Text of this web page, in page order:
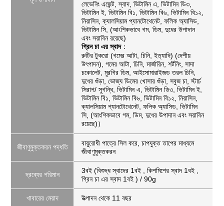
লেভেনিং এজেন্ট, স্বাদ, ভিটামিন এ, ভিটামিন ডি৩,
ভিটামিন ই, ভিটামিন বি১, ভিটামিন বি৬, ভিটামিন বি১২,
নিয়াসিন, ক্যালসিয়াম প্যানটোথেনেট, ফলিক অ্যাসিড,
ভিটামিন সি, (আংশিকভাবে গম, ডিম, দুধের উপাদান
এবং সয়াবিন রয়েছে)
গ্রিন চা এর স্বাদ：
রুটির টুকরো (গমের আটা, চিনি, ইত্যাদি) (দেশীয়
উৎপাদন), গমের আটা, চিনি, মার্জারিন, শর্টনিং, সাদা
চকোলেট, মুরগির ডিম, আইসোমারাইজড তরল চিনি,
দুধের গুঁড়া, ভোজ্য ডিমের খোসার গুঁড়া, সবুজ চা, স্টার্চ
সিরাপ/ সুগন্ধি, ভিটামিন এ, ভিটামিন ডি৩, ভিটামিন ই,
ভিটামিন বি১, ভিটামিন বি৬, ভিটামিন বি১২, নিয়াসিন,
ক্যালসিয়াম প্যানটোথেনেট, ফলিক অ্যাসিড, ভিটামিন
সি, (আংশিকভাবে গম, ডিম, দুধের উপাদান এবং সয়াবিন
রয়েছে)）
জীবাণুমুক্তকরন পদ্ধতি
বায়ুরোধী পাত্রে সিল করে, চাপযুক্ত তাপের মাধ্যমে
জীবাণুমুক্তকরন
দ্রব্যের পরিমান
3বই (বিশুদ্ধ স্বাদের 1বই , কিশমিশের স্বাদ 1বই ,
গ্রিন চা এর স্বাদ 1বই ) / 90g
খাবারের মেয়াদ উত্পাদন থেকে 11 বছর